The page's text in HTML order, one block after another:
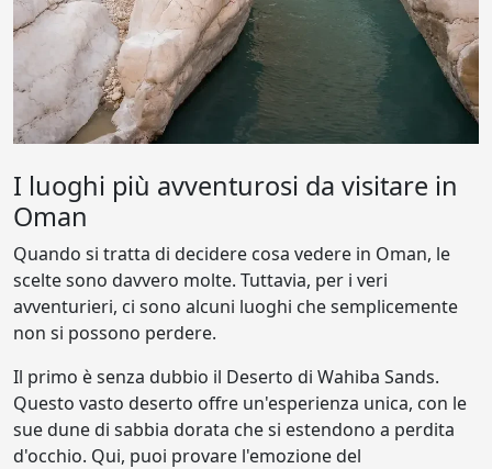
I luoghi più avventurosi da visitare in
Oman
Quando si tratta di decidere cosa vedere in Oman, le
scelte sono davvero molte. Tuttavia, per i veri
avventurieri, ci sono alcuni luoghi che semplicemente
non si possono perdere.
Il primo è senza dubbio il Deserto di Wahiba Sands.
Questo vasto deserto offre un'esperienza unica, con le
sue dune di sabbia dorata che si estendono a perdita
d'occhio. Qui, puoi provare l'emozione del